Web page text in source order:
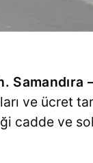
Samandıra
ve ücret
cadde ve